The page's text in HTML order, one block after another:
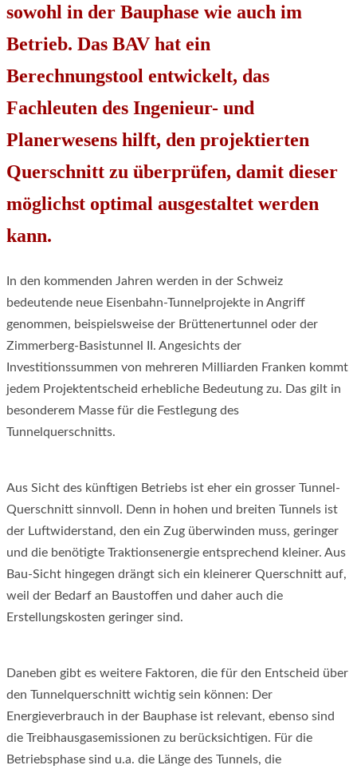
sowohl in der Bauphase wie auch im
Betrieb. Das BAV hat ein
Berechnungstool entwickelt, das
Fachleuten des Ingenieur- und
Planerwesens hilft, den projektierten
Querschnitt zu überprüfen, damit dieser
möglichst optimal ausgestaltet werden
kann.
In den kommenden Jahren werden in der Schweiz
bedeutende neue Eisenbahn-Tunnelprojekte in Angriff
genommen, beispielsweise der Brüttenertunnel oder der
Zimmerberg-Basistunnel II. Angesichts der
Investitionssummen von mehreren Milliarden Franken kommt
jedem Projektentscheid erhebliche Bedeutung zu. Das gilt in
besonderem Masse für die Festlegung des
Tunnelquerschnitts.
Aus Sicht des künftigen Betriebs ist eher ein grosser Tunnel-
Querschnitt sinnvoll. Denn in hohen und breiten Tunnels ist
der Luftwiderstand, den ein Zug überwinden muss, geringer
und die benötigte Traktionsenergie entsprechend kleiner. Aus
Bau-Sicht hingegen drängt sich ein kleinerer Querschnitt auf,
weil der Bedarf an Baustoffen und daher auch die
Erstellungskosten geringer sind.
Daneben gibt es weitere Faktoren, die für den Entscheid über
den Tunnelquerschnitt wichtig sein können: Der
Energieverbrauch in der Bauphase ist relevant, ebenso sind
die Treibhausgasemissionen zu berücksichtigen. Für die
Betriebsphase sind u.a. die Länge des Tunnels, die